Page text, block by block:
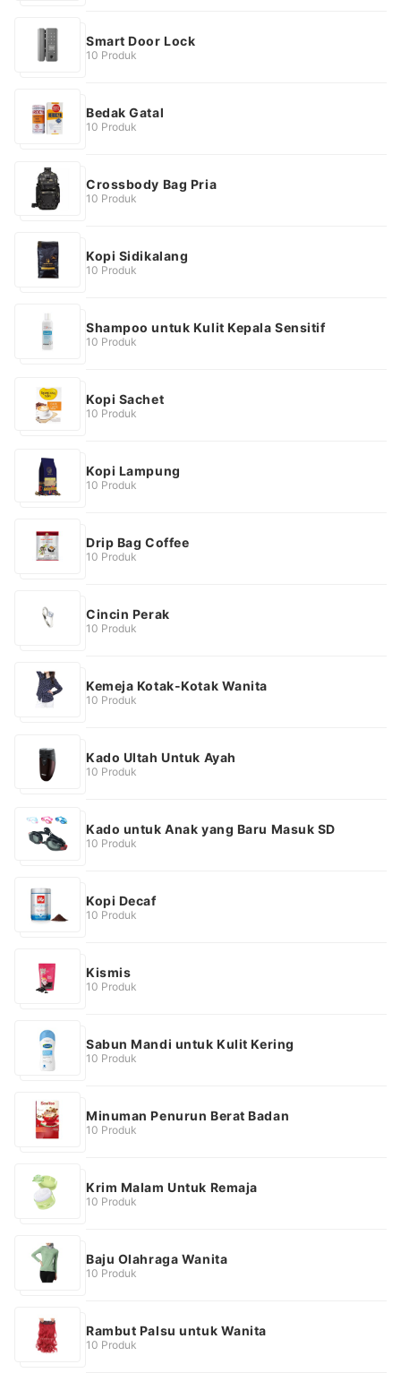
Smart Door Lock
10 Produk
Bedak Gatal
10 Produk
Crossbody Bag Pria
10 Produk
Kopi Sidikalang
10 Produk
Shampoo untuk Kulit Kepala Sensitif
10 Produk
Kopi Sachet
10 Produk
Kopi Lampung
10 Produk
Drip Bag Coffee
10 Produk
Cincin Perak
10 Produk
Kemeja Kotak-Kotak Wanita
10 Produk
Kado Ultah Untuk Ayah
10 Produk
Kado untuk Anak yang Baru Masuk SD
10 Produk
Kopi Decaf
10 Produk
Kismis
10 Produk
Sabun Mandi untuk Kulit Kering
10 Produk
Minuman Penurun Berat Badan
10 Produk
Krim Malam Untuk Remaja
10 Produk
Baju Olahraga Wanita
10 Produk
Rambut Palsu untuk Wanita
10 Produk